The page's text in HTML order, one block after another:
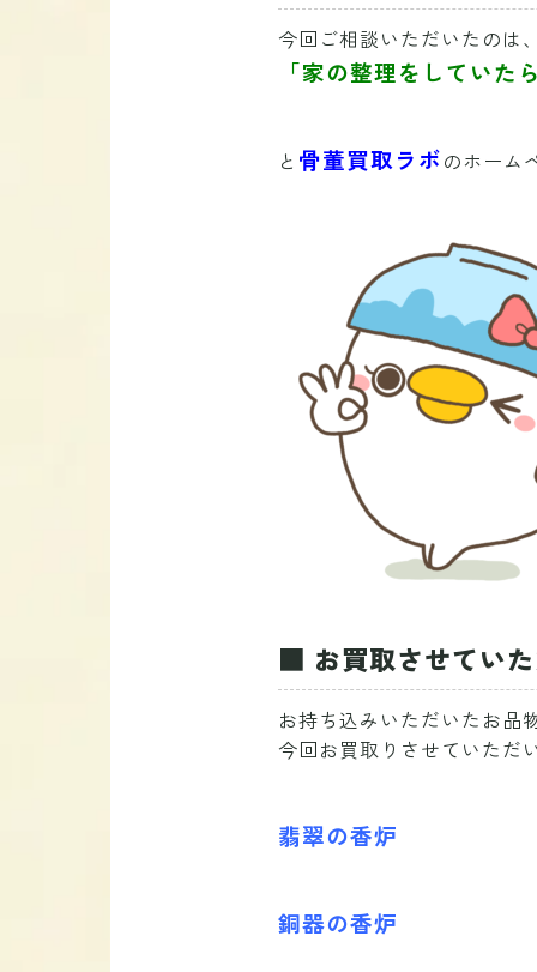
今回ご相談いただいたのは
「家の整理をしてい
と 骨董買取ラボのホーム
■ お買取させてい
お持ち込みいただいたお品
今回お買取りさせていただ
翡翠の香炉
銅器の香炉